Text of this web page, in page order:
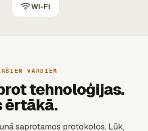
Wi-Fi
VĀRDIEM
tehnoloģijas.
ērtākā.
saprotamos protokolos. Lūk,